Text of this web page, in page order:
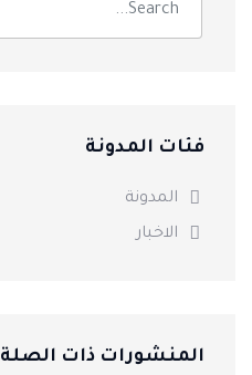
فئات المدونة
المدونة
الاخبار
المنشورات ذات الصلة